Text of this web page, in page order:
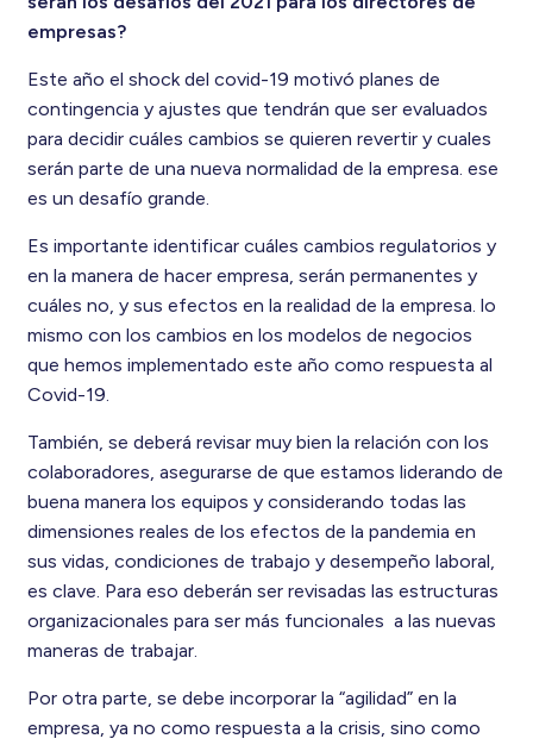
empresas?
Este año el shock del covid-19 motivó planes de
contingencia y ajustes que tendrán que ser evaluados
para decidir cuáles cambios se quieren revertir y cuales
serán parte de una nueva normalidad de la empresa. ese
es un desafío grande.
Es importante identificar cuáles cambios regulatorios y
en la manera de hacer empresa, serán permanentes y
cuáles no, y sus efectos en la realidad de la empresa. lo
mismo con los cambios en los modelos de negocios
que hemos implementado este año como respuesta al
Covid-19.
También, se deberá revisar muy bien la relación con los
colaboradores, asegurarse de que estamos liderando de
buena manera los equipos y considerando todas las
dimensiones reales de los efectos de la pandemia en
sus vidas, condiciones de trabajo y desempeño laboral,
es clave. Para eso deberán ser revisadas las estructuras
organizacionales para ser más funcionales a las nuevas
maneras de trabajar.
Por otra parte, se debe incorporar la “agilidad” en la
empresa, ya no como respuesta a la crisis, sino como